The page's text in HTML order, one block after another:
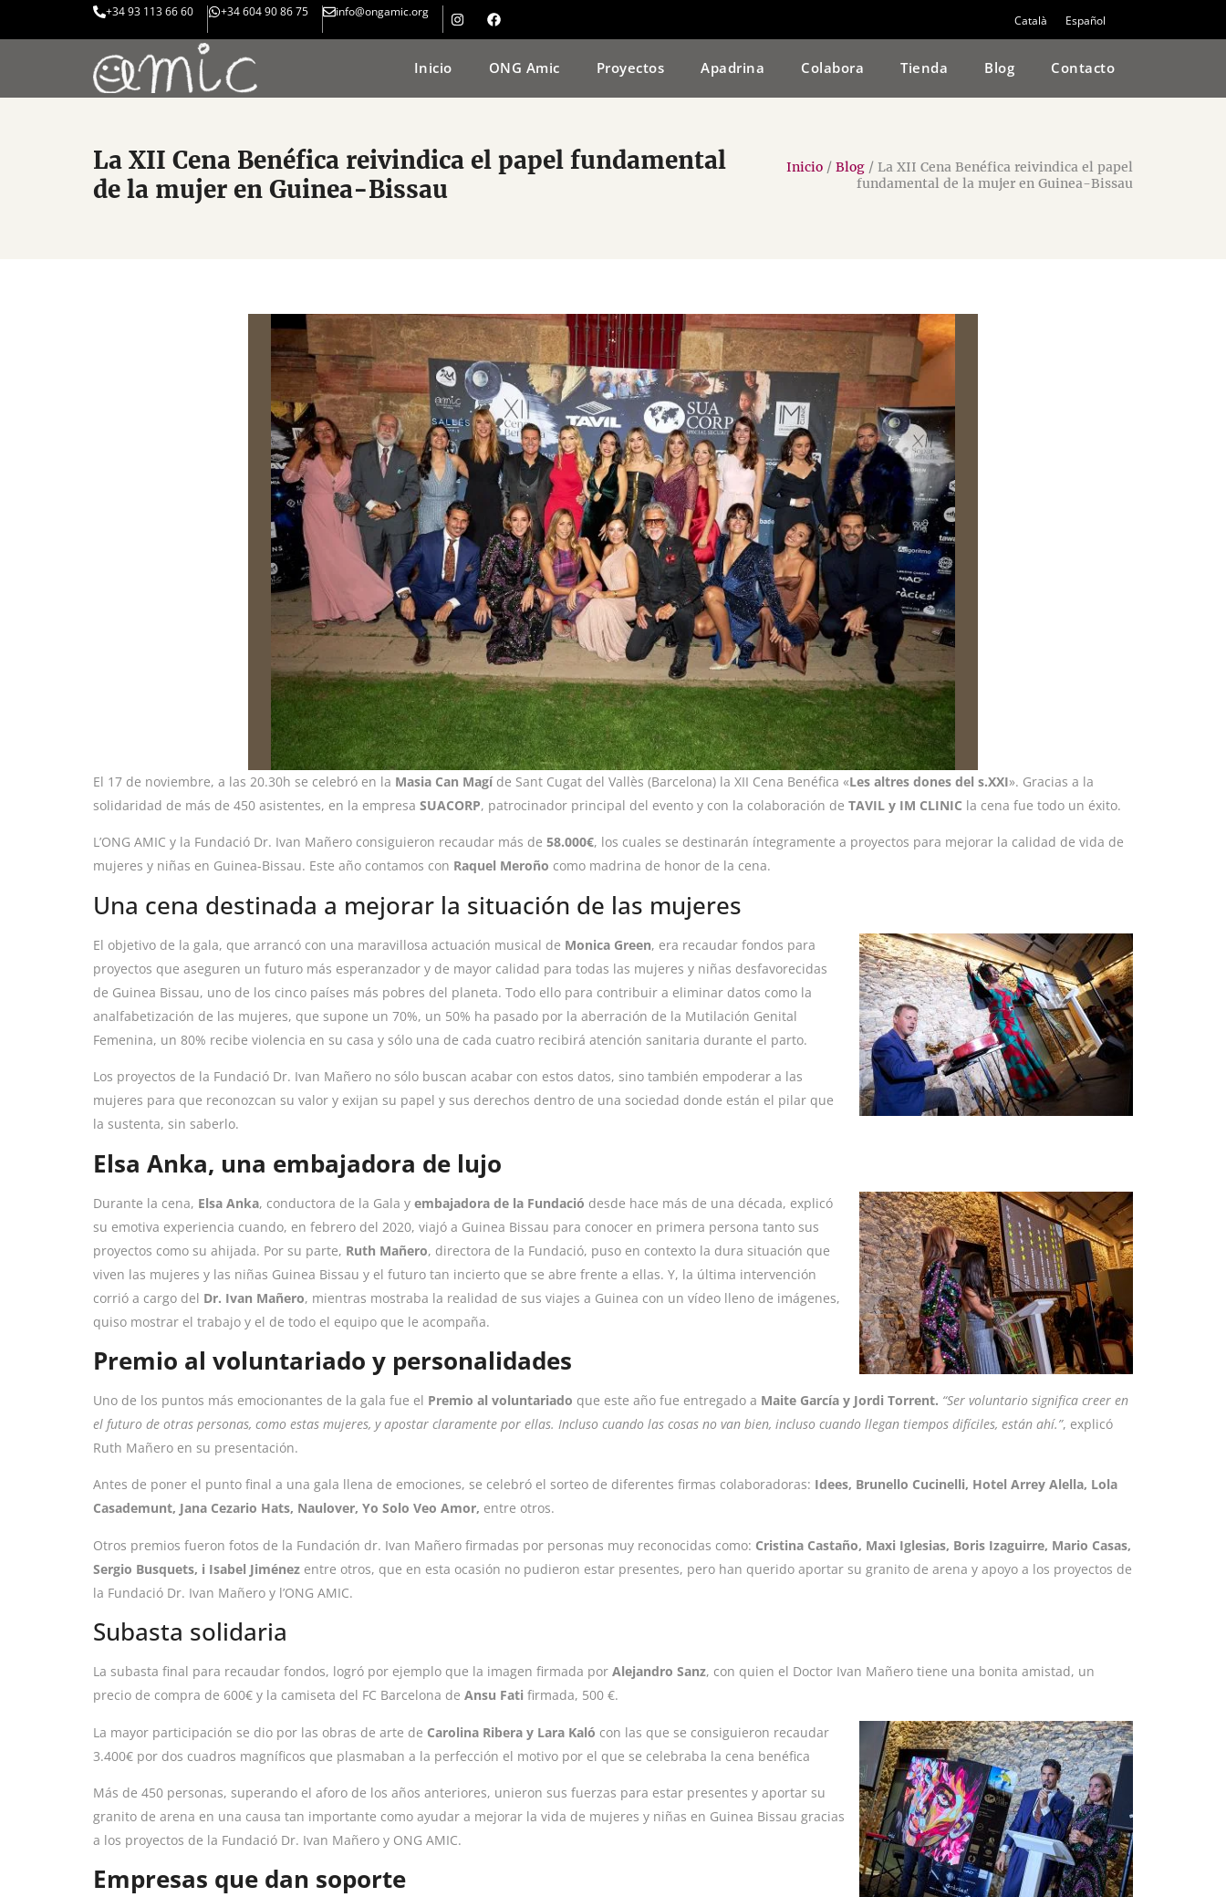
+34 93 113 66 60 +34 604 90 86 75 info@ongamic.org
Català Español
Inicio ONG Amic Proyectos Apadrina Colabora Tienda Blog Contacto
La XII Cena Benéfica reivindica el papel fundamental
de la mujer en Guinea-Bissau
Inicio / Blog / La XII Cena Benéfica reivindica el papel
fundamental de la mujer en Guinea-Bissau
El 17 de noviembre, a las 20.30h se celebró en la Masia Can Magíde Sant Cugat del Vallès (Barcelona) la XII Cena Benéfica «Les altres dones del s.XXI». Gracias a la
solidaridad de más de 450 asistentes, en la empresa SUACORP, patrocinador principal del evento y con la colaboración de TAVIL y IM CLINIC la cena fue todo un éxito.
L’ONG AMIC y la Fundació Dr. Ivan Mañero consiguieron recaudar más de 58.000€, los cuales se destinarán íntegramente a proyectos para mejorar la calidad de vida de
mujeres y niñas en Guinea-Bissau. Este año contamos con Raquel Meroño como madrina de honor de la cena.
Una cena destinada a mejorar la situación de las mujeres
El objetivo de la gala, que arrancó con una maravillosa actuación musical de Monica Green, era recaudar fondos para
proyectos que aseguren un futuro más esperanzador y de mayor calidad para todas las mujeres y niñas desfavorecidas
de Guinea Bissau, uno de los cinco países más pobres del planeta. Todo ello para contribuir a eliminar datos como la
analfabetización de las mujeres, que supone un 70%, un 50% ha pasado por la aberración de la Mutilación Genital
Femenina, un 80% recibe violencia en su casa y sólo una de cada cuatro recibirá atención sanitaria durante el parto.
Los proyectos de la Fundació Dr. Ivan Mañero no sólo buscan acabar con estos datos, sino también empoderar a las
mujeres para que reconozcan su valor y exijan su papel y sus derechos dentro de una sociedad donde están el pilar que
la sustenta, sin saberlo.
Elsa Anka, una embajadora de lujo
Durante la cena, Elsa Anka, conductora de la Gala y embajadora de la Fundació desde hace más de una década, explicó
su emotiva experiencia cuando, en febrero del 2020, viajó a Guinea Bissau para conocer en primera persona tanto sus
proyectos como su ahijada. Por su parte, Ruth Mañero, directora de la Fundació, puso en contexto la dura situación que
viven las mujeres y las niñas Guinea Bissau y el futuro tan incierto que se abre frente a ellas. Y, la última intervención
corrió a cargo del Dr. Ivan Mañero, mientras mostraba la realidad de sus viajes a Guinea con un vídeo lleno de imágenes,
quiso mostrar el trabajo y el de todo el equipo que le acompaña.
Premio al voluntariado y personalidades
Uno de los puntos más emocionantes de la gala fue el Premio al voluntariado que este año fue entregado a Maite García y Jordi Torrent. “Ser voluntario significa creer en
el futuro de otras personas, como estas mujeres, y apostar claramente por ellas. Incluso cuando las cosas no van bien, incluso cuando llegan tiempos difíciles, están ahí.”, explicó
Ruth Mañero en su presentación.
Antes de poner el punto final a una gala llena de emociones, se celebró el sorteo de diferentes firmas colaboradoras: Idees, Brunello Cucinelli, Hotel Arrey Alella, Lola
Casademunt, Jana Cezario Hats, Naulover, Yo Solo Veo Amor, entre otros.
Otros premios fueron fotos de la Fundación dr. Ivan Mañero firmadas por personas muy reconocidas como: Cristina Castaño, Maxi Iglesias, Boris Izaguirre, Mario Casas,
Sergio Busquets, i Isabel Jiménez entre otros, que en esta ocasión no pudieron estar presentes, pero han querido aportar su granito de arena y apoyo a los proyectos de
la Fundació Dr. Ivan Mañero y l’ONG AMIC.
Subasta solidaria
La subasta final para recaudar fondos, logró por ejemplo que la imagen firmada por Alejandro Sanz, con quien el Doctor Ivan Mañero tiene una bonita amistad, un
precio de compra de 600€ y la camiseta del FC Barcelona de Ansu Fati firmada, 500 €.
La mayor participación se dio por las obras de arte de Carolina Ribera y Lara Kaló con las que se consiguieron recaudar
3.400€ por dos cuadros magníficos que plasmaban a la perfección el motivo por el que se celebraba la cena benéfica
Más de 450 personas, superando el aforo de los años anteriores, unieron sus fuerzas para estar presentes y aportar su
granito de arena en una causa tan importante como ayudar a mejorar la vida de mujeres y niñas en Guinea Bissau gracias
a los proyectos de la Fundació Dr. Ivan Mañero y ONG AMIC.
Empresas que dan soporte